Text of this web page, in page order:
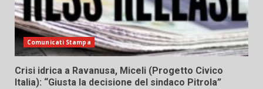
Comunicati Stampa
Crisi idrica a Ravanusa, Miceli (Progetto Civico
Italia): “Giusta la decisione del sindaco Pitrola”